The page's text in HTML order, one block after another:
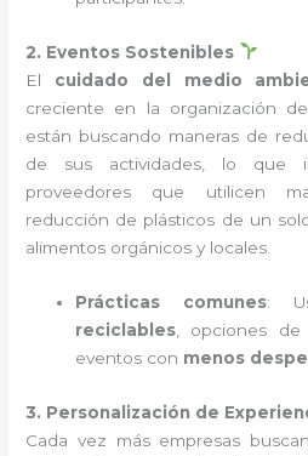
2. Eventos Sostenibles
El cuidado del medio
creciente en la organización
están buscando maneras de
de sus actividades, lo que
proveedores que utilicen
reducción de plásticos de un
alimentos orgánicos y locales.
Prácticas comunes:
reciclables , opciones de
eventos con menos
3. Personalización de
Cada vez más empresas